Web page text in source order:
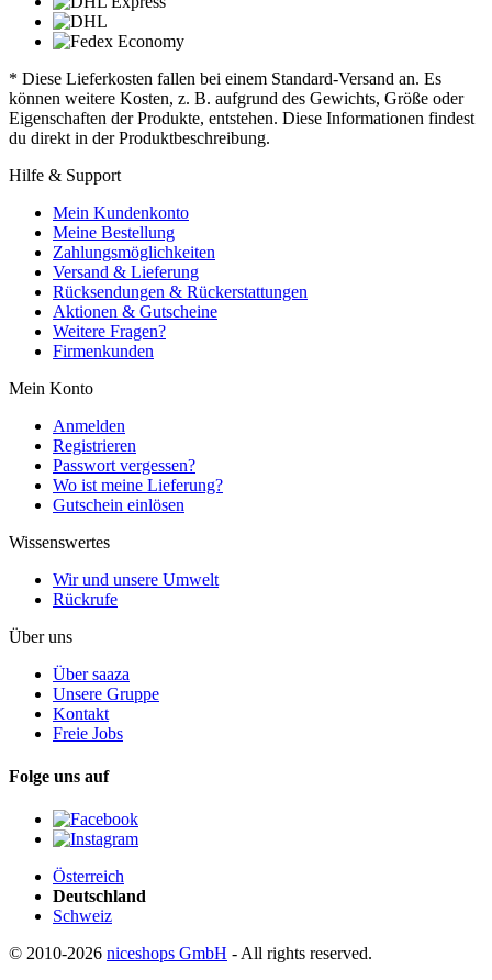
* Diese Lieferkosten fallen bei einem Standard-Versand an. Es
können weitere Kosten, z. B. aufgrund des Gewichts, Größe oder
Eigenschaften der Produkte, entstehen. Diese Informationen findest
du direkt in der Produktbeschreibung.
Hilfe & Support
Mein Kundenkonto
Meine Bestellung
Zahlungsmöglichkeiten
Versand & Lieferung
Rücksendungen & Rückerstattungen
Aktionen & Gutscheine
Weitere Fragen?
Firmenkunden
Mein Konto
Anmelden
Registrieren
Passwort vergessen?
Wo ist meine Lieferung?
Gutschein einlösen
Wissenswertes
Wir und unsere Umwelt
Rückrufe
Über uns
Über saaza
Unsere Gruppe
Kontakt
Freie Jobs
Folge uns auf
Österreich
Deutschland
Schweiz
© 2010-2026 niceshops GmbH - All rights reserved.